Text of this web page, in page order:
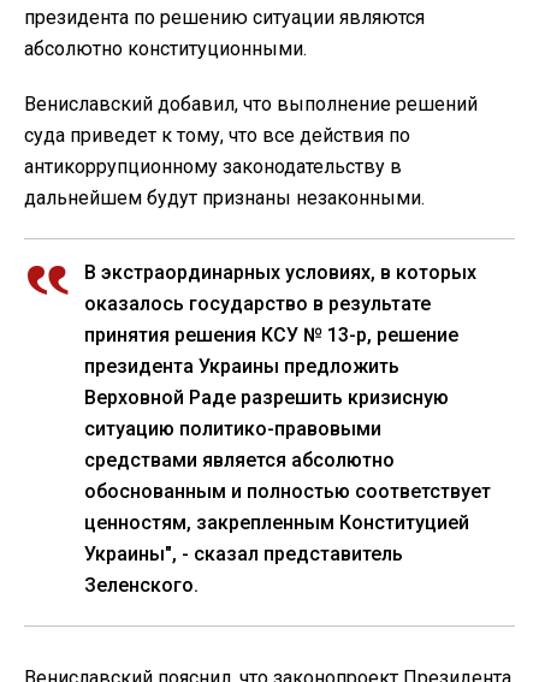
президента по решению ситуации являются
абсолютно конституционными.
Вениславский добавил, что выполнение решений
суда приведет к тому, что все действия по
антикоррупционному законодательству в
дальнейшем будут признаны незаконными.
В экстраординарных условиях, в которых
оказалось государство в результате
принятия решения КСУ № 13-р, решение
президента Украины предложить
Верховной Раде разрешить кризисную
ситуацию политико-правовыми
средствами является абсолютно
обоснованным и полностью соответствует
ценностям, закрепленным Конституцией
Украины", - сказал представитель
Зеленского.